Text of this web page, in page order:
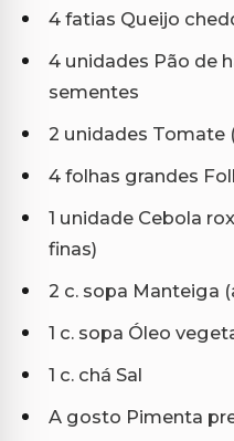
4 fatias Queijo
4 unidades Pão de
sementes
2 unidades Tomate
4 folhas grandes
1 unidade Cebola
finas)
2 c. sopa Manteiga
1 c. sopa Óleo
1 c. chá Sal
A gosto Pimenta